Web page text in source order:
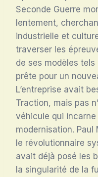
Seconde Guerre
lentement,
industrielle et
traverser les
de ses modèles
prête pour un
L’entreprise avait
Traction, mais pas
véhicule qui
modernisation. Paul
le révolutionnaire
avait déjà posé les
la singularité de la